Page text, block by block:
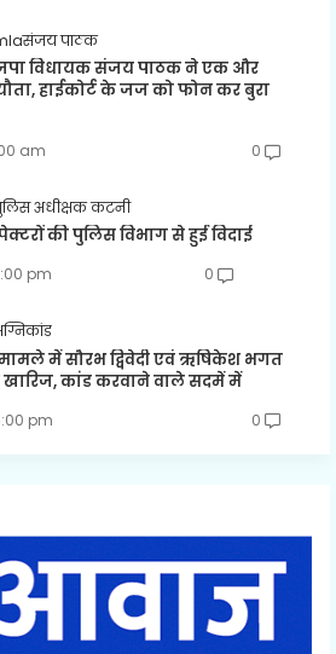
पाठक
विधायक संजय पाठक ने एक और
हाईकोर्ट के जज को फोन कर बुरा
am 0
अधीक्षक कटनी
की पुलिस विभाग से हुई विदाई
pm 0
में सौरभ द्विवेदी एवं ऋषिकेश भगत
कांड करवाने वाले सदमें में
pm 0